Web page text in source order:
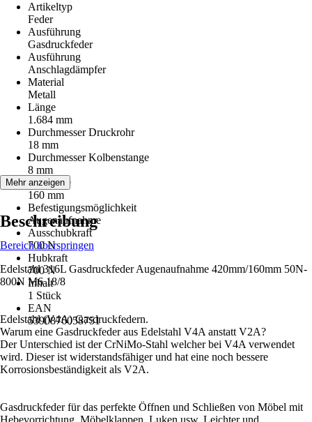
Artikeltyp
Feder
Ausführung
Gasdruckfeder
Ausführung
Anschlagdämpfer
Material
Metall
Länge
1.684 mm
Durchmesser Druckrohr
18 mm
Durchmesser Kolbenstange
8 mm
Hublänge
160 mm
Befestigungsmöglichkeit
Augenaufnahme
Ausschubkraft
700 N
Hubkraft
700 N
Inhalt
1 Stück
EAN
5390876058751
Mehr anzeigen
Beschreibung
Bereich überspringen
Edelstahl 316L Gasdruckfeder Augenaufnahme 420mm/160mm 50N-
800N M6 18/8
Edelstahl (V4A) Gasdruckfedern.
Warum eine Gasdruckfeder aus Edelstahl V4A anstatt V2A?
Der Unterschied ist der CrNiMo-Stahl welcher bei V4A verwendet
wird. Dieser ist widerstandsfähiger und hat eine noch bessere
Korrosionsbeständigkeit als V2A.
Gasdruckfeder für das perfekte Öffnen und Schließen von Möbel mit
Hebevorrichtung, Möbelklappen, Luken usw. Leichter und